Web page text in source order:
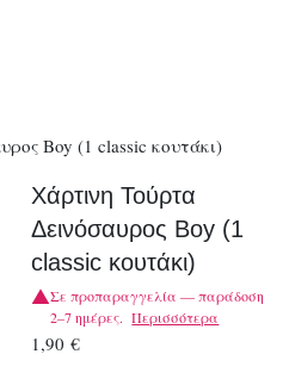
Boy (1 classic κουτάκι)
Χάρτινη Τούρτα
Δεινόσαυρος Boy (1
classic κουτάκι)
Σε προπαραγγελία — παράδοση
2–7 ημέρες. Περισσότερα
1,90€